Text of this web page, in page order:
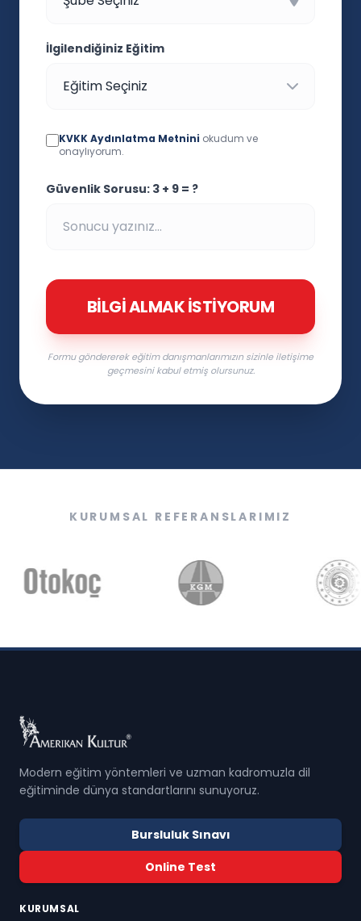
İlgilendiğiniz Eğitim
KVKK Aydınlatma Metnini okudum ve
onaylıyorum.
Güvenlik Sorusu: 3 + 9 = ?
BILGI ALMAK İSTIYORUM
Formu göndererek eğitim danışmanlarımızın sizinle iletişime
geçmesini kabul etmiş olursunuz.
KURUMSAL REFERANSLARIMIZ
Modern eğitim yöntemleri ve uzman kadromuzla dil
eğitiminde dünya standartlarını sunuyoruz.
Bursluluk Sınavı
Online Test
KURUMSAL